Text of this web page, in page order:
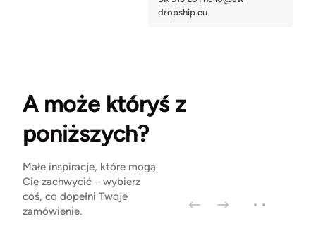
A może któryś z
poniższych?
Małe inspiracje, które mogą
Cię zachwycić – wybierz
coś, co dopełni Twoje
zamówienie.